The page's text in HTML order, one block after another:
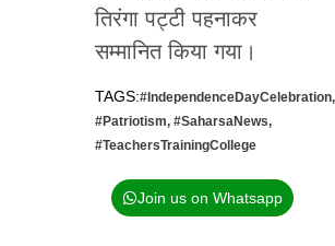
तिरंगा पट्टी पहनाकर
सम्मानित किया गया।
TAGS:#IndependenceDayCelebration,
#Patriotism, #SaharsaNews,
#TeachersTrainingCollege
Join us on Whatsapp